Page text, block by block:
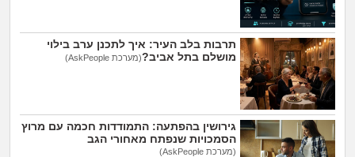
תרבות בלב העיר: איך לתכנן ערב בילוי
מושלם בתל אביב?(מערכת AskPeople)
גירושין בהפתעה: התמודדות חכמה עם מרוץ
הסמכויות שנפתח מאחורי הגב
(מערכת AskPeople)